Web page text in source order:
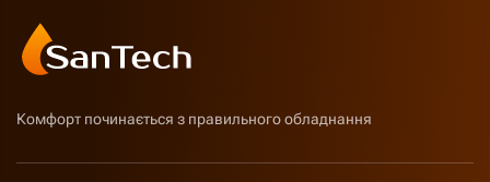
Комфорт починається з правильного обладнання